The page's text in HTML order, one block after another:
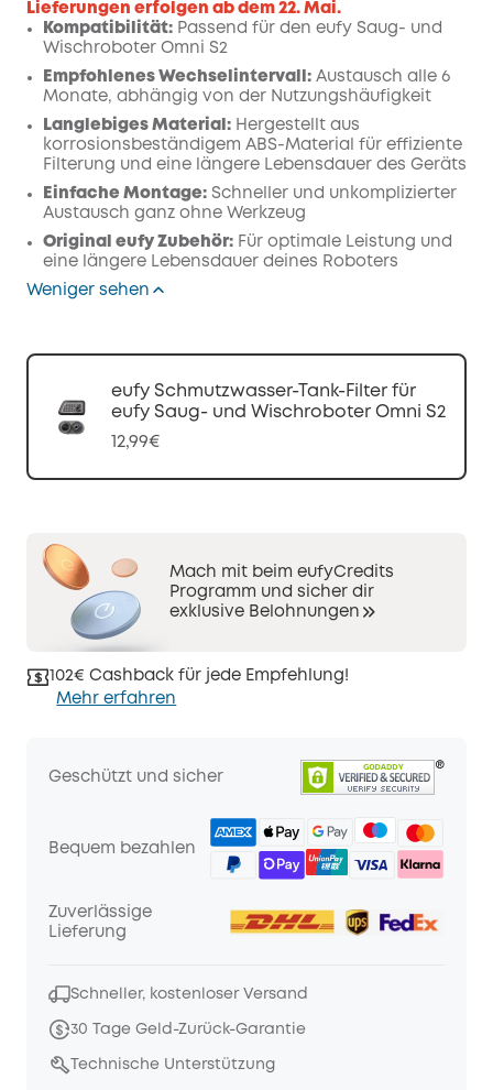
Lieferungen erfolgen ab dem 22. Mai.
Kompatibilität: Passend für den eufy Saug- und
Wischroboter Omni S2
Empfohlenes Wechselintervall: Austausch alle 6
Monate, abhängig von der Nutzungshäufigkeit
Langlebiges Material: Hergestellt aus
korrosionsbeständigem ABS-Material für effiziente
Filterung und eine längere Lebensdauer des Geräts
Einfache Montage: Schneller und unkomplizierter
Austausch ganz ohne Werkzeug
Original eufy Zubehör: Für optimale Leistung und
eine längere Lebensdauer deines Roboters
Weniger sehen
eufy Schmutzwasser-Tank-Filter für
eufy Saug- und Wischroboter Omni S2
12,99€
Mach mit beim eufyCredits
Programm und sicher dir
exklusive Belohnungen
102€ Cashback für jede Empfehlung!
Mehr erfahren
Geschützt und sicher
Bequem bezahlen
Zuverlässige
Lieferung
Schneller, kostenloser Versand
30 Tage Geld-Zurück-Garantie
Technische Unterstützung